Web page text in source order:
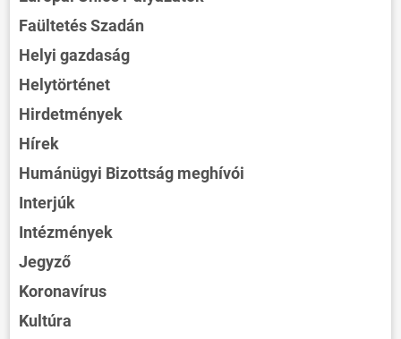
Faültetés Szadán
Helyi gazdaság
Helytörténet
Hirdetmények
Hírek
Humánügyi Bizottság meghívói
Interjúk
Intézmények
Jegyző
Koronavírus
Kultúra